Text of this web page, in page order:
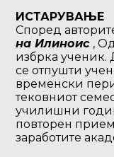
ИСТАРУВАЊЕ
Според
на Илиноис ,
избрка ученик.
се отпушти
временски
тековниот
училишни
повторен
заработите